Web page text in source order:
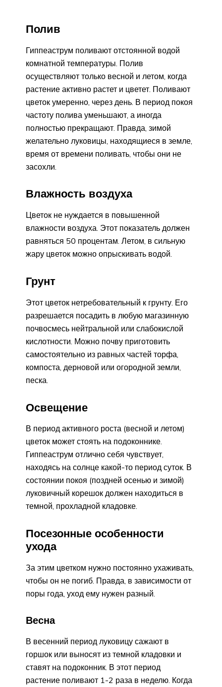
Полив
Гиппеаструм поливают отстоянной водой
комнатной температуры. Полив
осуществляют только весной и летом, когда
растение активно растет и цветет. Поливают
цветок умеренно, через день. В период покоя
частоту полива уменьшают, а иногда
полностью прекращают. Правда, зимой
желательно луковицы, находящиеся в земле,
время от времени поливать, чтобы они не
засохли.
Влажность воздуха
Цветок не нуждается в повышенной
влажности воздуха. Этот показатель должен
равняться 50 процентам. Летом, в сильную
жару цветок можно опрыскивать водой.
Грунт
Этот цветок нетребовательный к грунту. Его
разрешается посадить в любую магазинную
почвосмесь нейтральной или слабокислой
кислотности. Можно почву приготовить
самостоятельно из равных частей торфа,
компоста, дерновой или огородной земли,
песка.
Освещение
В период активного роста (весной и летом)
цветок может стоять на подоконнике.
Гиппеаструм отлично себя чувствует,
находясь на солнце какой-то период суток. В
состоянии покоя (поздней осенью и зимой)
луковичный корешок должен находиться в
темной, прохладной кладовке.
Посезонные особенности
ухода
За этим цветком нужно постоянно ухаживать,
чтобы он не погиб. Правда, в зависимости от
поры года, уход ему нужен разный.
Весна
В весенний период луковицу сажают в
горшок или выносят из темной кладовки и
ставят на подоконник. В этот период
растение поливают 1-2 раза в неделю. Когда